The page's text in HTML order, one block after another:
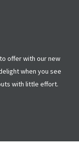
offer with our new
when you see
with little effort.